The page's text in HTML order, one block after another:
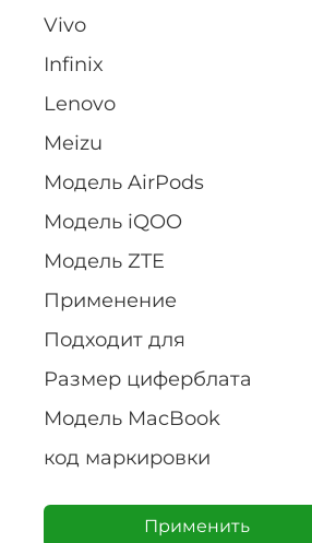
Vivo
Infinix
Lenovo
Meizu
Модель AirPods
Модель iQOO
Модель ZTE
Применение
Подходит для
Размер циферблата
Модель MacBook
код маркировки
Применить